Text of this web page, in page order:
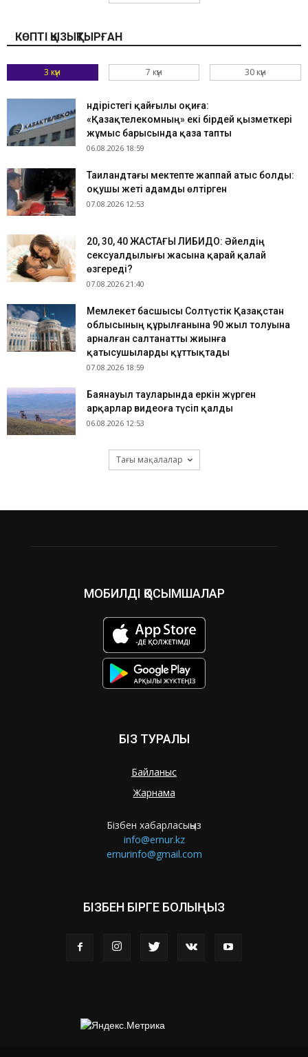
КӨПТІ ҚЫЗЫҚТЫРҒАН
3 күн 7 күн 30 күн
Өндірістегі қайғылы оқиға:
«Қазақтелекомның» екі бірдей қызметкері
жұмыс барысында қаза тапты
06.08.2026 18:59
Таиландтағы мектепте жаппай атыс болды:
оқушы жеті адамды өлтірген
07.08.2026 12:53
​20, 30, 40 ЖАСТАҒЫ ЛИБИДО: Әйелдің
сексуалдылығы жасына қарай қалай
өзгереді?
07.08.2026 21:40
Мемлекет басшысы Солтүстік Қазақстан
облысының құрылғанына 90 жыл толуына
арналған салтанатты жиынға
қатысушыларды құттықтады
07.08.2026 18:59
Баянауыл тауларында еркін жүрген
арқарлар видеоға түсіп қалды
06.08.2026 12:53
Тағы мақалалар
МОБИЛДІ ҚОСЫМШАЛАР
БІЗ ТУРАЛЫ
Байланыс
Жарнама
Бізбен хабарласыңыз
info@ernur.kz
ernurinfo@gmail.com
БІЗБЕН БІРГЕ БОЛЫҢЫЗ